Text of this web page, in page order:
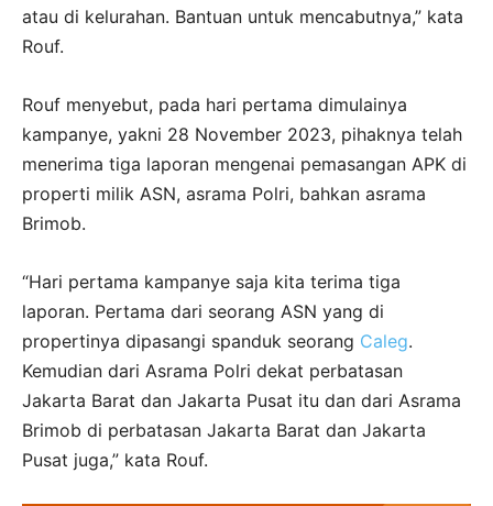
atau di kelurahan. Bantuan untuk mencabutnya,” kata
Rouf.
Rouf menyebut, pada hari pertama dimulainya
kampanye, yakni 28 November 2023, pihaknya telah
menerima tiga laporan mengenai pemasangan APK di
properti milik ASN, asrama Polri, bahkan asrama
Brimob.
“Hari pertama kampanye saja kita terima tiga
laporan. Pertama dari seorang ASN yang di
propertinya dipasangi spanduk seorang Caleg.
Kemudian dari Asrama Polri dekat perbatasan
Jakarta Barat dan Jakarta Pusat itu dan dari Asrama
Brimob di perbatasan Jakarta Barat dan Jakarta
Pusat juga,” kata Rouf.